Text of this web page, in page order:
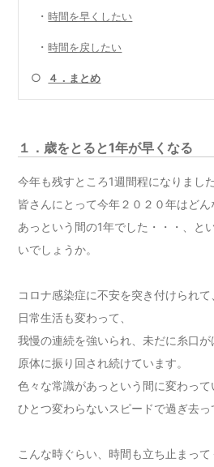
・時間を早くしたい
・時間を戻したい
○ ４．まとめ
１．歳をとると1年が早くなる
今年も残すところ1週間程になりました
皆さんにとって今年２０２０年はどん
あっという間の1年でした・・・、と
いでしょうか。
コロナ感染症に不安を突き付けられ
日常生活も変わって、
我慢の連続を強いられ、未だに糸口
原体に振り回され続けています。
色々な常識があっという間に変わっ
ひとつ変わらないスピードで過ぎ去っ
こんな時ぐらい、時間も立ち止まって